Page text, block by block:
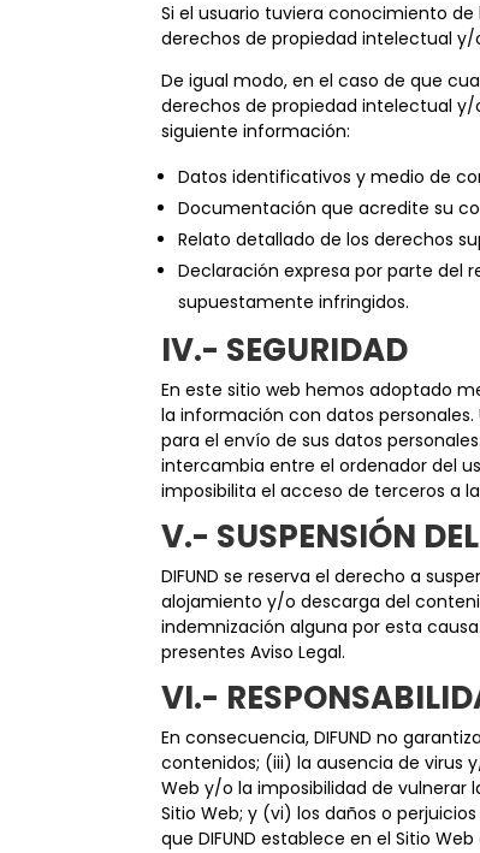
Si el usuario tuviera conocimiento
derechos de propiedad intelectual
De igual modo, en el caso de que
derechos de propiedad intelectual
siguiente información:
Datos identificativos y medio de
Documentación que acredite su
Relato detallado de los derechos
Declaración expresa por parte del
supuestamente infringidos.
IV.- SEGURIDAD
En este sitio web hemos adoptado
la información con datos personales.
para el envío de sus datos
intercambia entre el ordenador del
imposibilita el acceso de terceros a
V.- SUSPENSIÓN
DIFUND se reserva el derecho a
alojamiento y/o descarga del
indemnización alguna por esta
presentes Aviso Legal.
VI.-
En consecuencia, DIFUND no
contenidos; (iii) la ausencia de virus
Web y/o la imposibilidad de
Sitio Web; y (vi) los daños o
que DIFUND establece en el Sitio